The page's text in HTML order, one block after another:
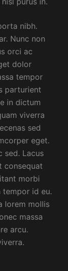
nibh.
Nunc non
orci ac
dolor
tempor
parturient
in dictum
viverra
sed
eget.
sed. Lacus
consequat
morbi
id eu.
lorem mollis
massa
arcu.